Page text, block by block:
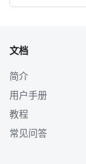
文档
简介
用户手册
教程
常见问答